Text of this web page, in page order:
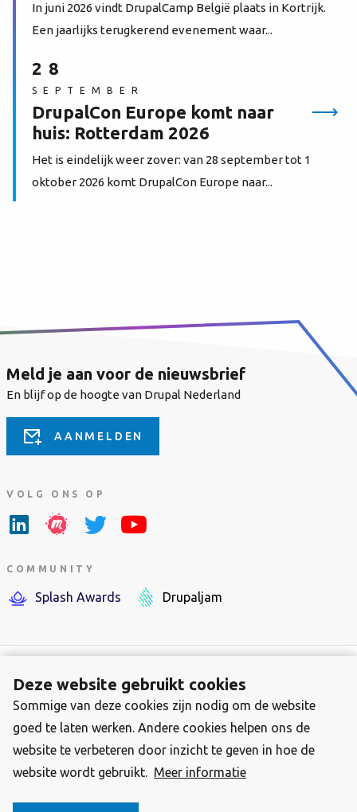
In juni 2026 vindt DrupalCamp België plaats in Kortrijk.
Een jaarlijks terugkerend evenement waar...
28
SEPTEMBER
DrupalCon Europe komt naar
huis: Rotterdam 2026
Het is eindelijk weer zover: van 28 september tot 1
oktober 2026 komt DrupalCon Europe naar...
Meld je aan voor de nieuwsbrief
En blijf op de hoogte van Drupal Nederland
AANMELDEN
VOLG ONS OP
COMMUNITY
Splash Awards Drupaljam
Footer-
menu
Over Stichting Drupal Nederland
Contact
Privacy Statement
2025 Stichting Drupal Nederland, KVK 34384120
Deze website gebruikt cookies
Sommige van deze cookies zijn nodig om de website
goed te laten werken. Andere cookies helpen ons de
website te verbeteren door inzicht te geven in hoe de
website wordt gebruikt. Meer informatie